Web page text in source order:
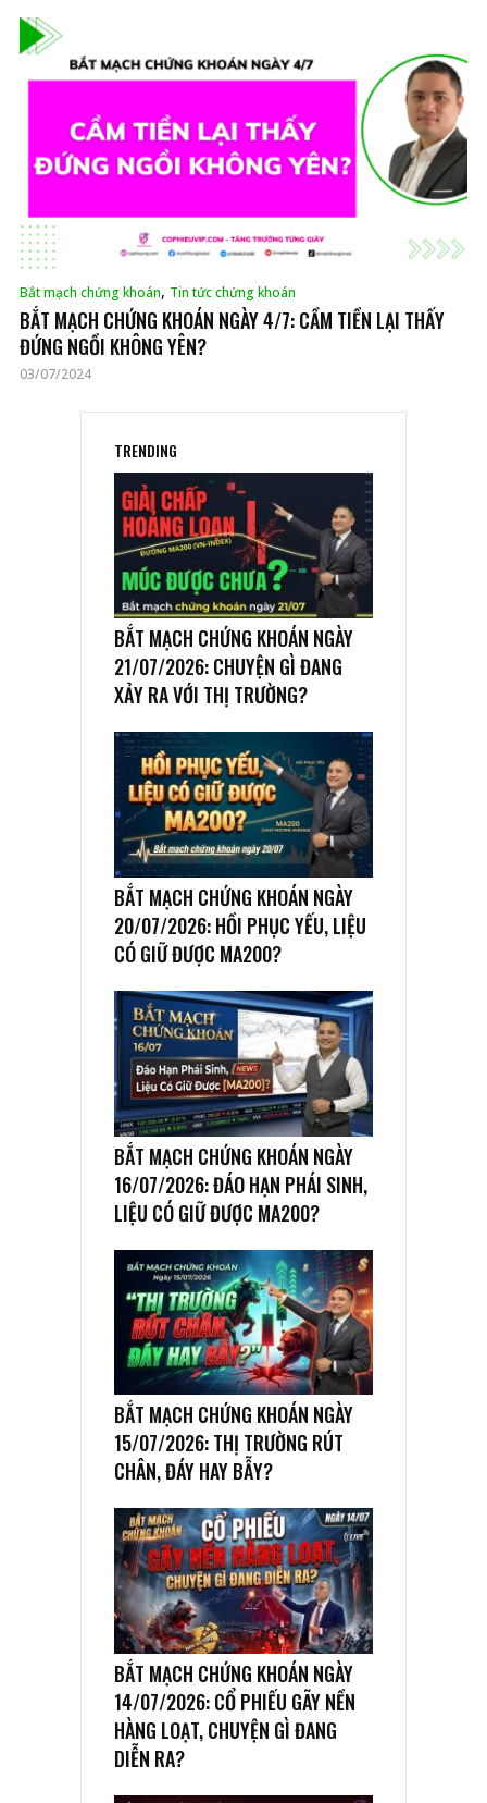
Bắt mạch chứng khoán, Tin tức chứng khoán
BẮT MẠCH CHỨNG KHOÁN NGÀY 4/7: CẦM TIỀN LẠI THẤY
ĐỨNG NGỒI KHÔNG YÊN?
03/07/2024
TRENDING
BẮT MẠCH CHỨNG KHOÁN NGÀY
21/07/2026: CHUYỆN GÌ ĐANG
XẢY RA VỚI THỊ TRƯỜNG?
BẮT MẠCH CHỨNG KHOÁN NGÀY
20/07/2026: HỒI PHỤC YẾU, LIỆU
CÓ GIỮ ĐƯỢC MA200?
BẮT MẠCH CHỨNG KHOÁN NGÀY
16/07/2026: ĐÁO HẠN PHÁI SINH,
LIỆU CÓ GIỮ ĐƯỢC MA200?
BẮT MẠCH CHỨNG KHOÁN NGÀY
15/07/2026: THỊ TRƯỜNG RÚT
CHÂN, ĐÁY HAY BẪY?
BẮT MẠCH CHỨNG KHOÁN NGÀY
14/07/2026: CỔ PHIẾU GÃY NỀN
HÀNG LOẠT, CHUYỆN GÌ ĐANG
DIỄN RA?